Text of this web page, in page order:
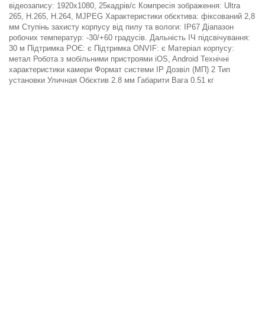
відеозапису: 1920x1080, 25кадрів/с Компресія зображення: Ultra
265, H.265, H.264, MJPEG Характеристики обєктива: фіксований 2,8
мм Ступінь захисту корпусу від пилу та вологи: IP67 Діапазон
робочих температур: -30/+60 градусів. Дальність ІЧ підсвічування:
30 м Підтримка РОЄ: є Підтримка ONVIF: є Матеріал корпусу:
метал Робота з мобільними пристроями iOS, Android Технічні
характеристики камери Формат системи IP Дозвіл (МП) 2 Тип
установки Уличная Обєктив 2.8 мм Габарити Вага 0.51 кг